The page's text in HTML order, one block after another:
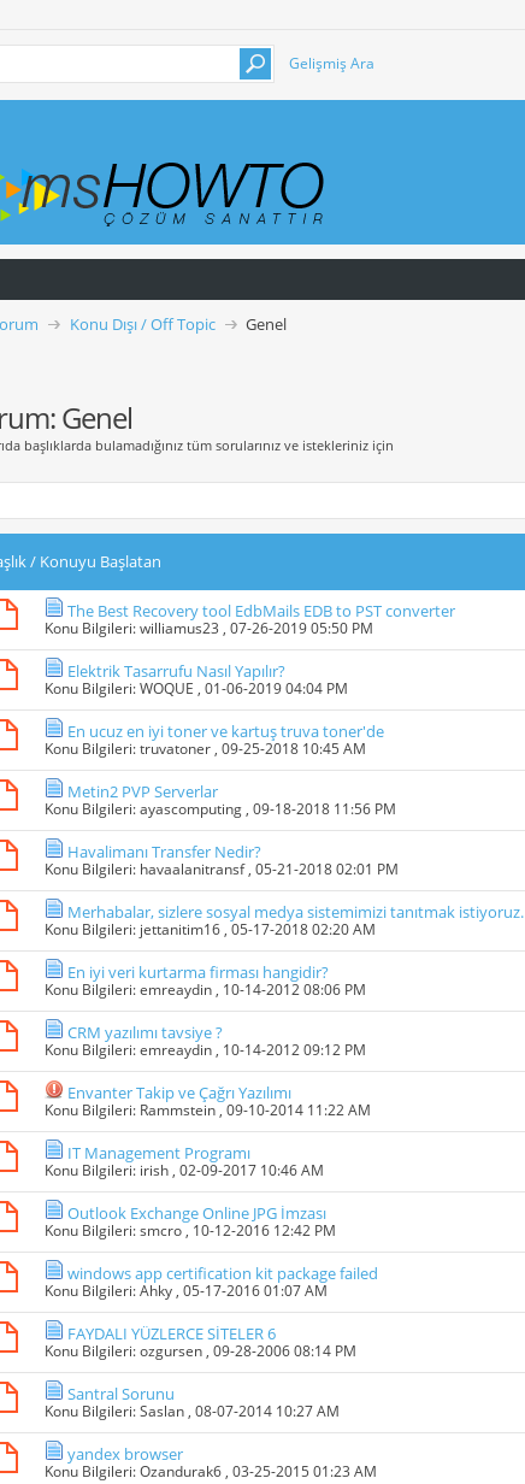
Gelişmiş Ara
Konu Dışı / Off Topic Genel
Genel
başlıklarda bulamadığınız tüm sorularınız ve istekleriniz için
/ Konuyu Başlatan
The Best Recovery tool EdbMails EDB to PST converter
Konu Bilgileri:williamus23 , 07-26-2019 05:50 PM
Elektrik Tasarrufu Nasıl Yapılır?
Konu Bilgileri:WOQUE , 01-06-2019 04:04 PM
En ucuz en iyi toner ve kartuş truva toner'de
Konu Bilgileri:truvatoner , 09-25-2018 10:45 AM
Metin2 PVP Serverlar
Konu Bilgileri:ayascomputing , 09-18-2018 11:56 PM
Havalimanı Transfer Nedir?
Konu Bilgileri: havaalanitransf , 05-21-2018 02:01 PM
Merhabalar, sizlere sosyal medya sistemimizi tanıtmak istiyoruz.
Konu Bilgileri: jettanitim16 , 05-17-2018 02:20 AM
En iyi veri kurtarma firması hangidir?
Konu Bilgileri:emreaydin , 10-14-2012 08:06 PM
CRM yazılımı tavsiye ?
Konu Bilgileri:emreaydin , 10-14-2012 09:12 PM
Envanter Takip ve Çağrı Yazılımı
Konu Bilgileri: Rammstein , 09-10-2014 11:22 AM
IT Management Programı
Konu Bilgileri: irish , 02-09-2017 10:46 AM
Outlook Exchange Online JPG İmzası
Konu Bilgileri:smcro , 10-12-2016 12:42 PM
windows app certification kit package failed
Konu Bilgileri:Ahky , 05-17-2016 01:07 AM
FAYDALI YÜZLERCE SİTELER 6
Konu Bilgileri:ozgursen , 09-28-2006 08:14 PM
Santral Sorunu
Konu Bilgileri:Saslan , 08-07-2014 10:27 AM
yandex browser
Konu Bilgileri:Ozandurak6 , 03-25-2015 01:23 AM